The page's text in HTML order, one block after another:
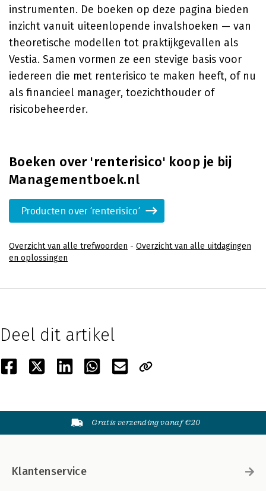
instrumenten. De boeken op deze pagina bieden
inzicht vanuit uiteenlopende invalshoeken — van
theoretische modellen tot praktijkgevallen als
Vestia. Samen vormen ze een stevige basis voor
iedereen die met renterisico te maken heeft, of nu
als financieel manager, toezichthouder of
risicobeheerder.
Boeken over 'renterisico' koop je bij
Managementboek.nl
Producten over 'renterisico'
Overzicht van alle trefwoorden - Overzicht van alle uitdagingen
en oplossingen
Deel dit artikel
Gratis verzending vanaf €20
Klantenservice